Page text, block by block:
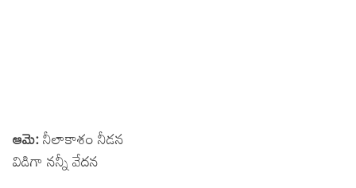
ఆమె:నీలాకాశం నీడన
విడిగా నన్నీ వేదన